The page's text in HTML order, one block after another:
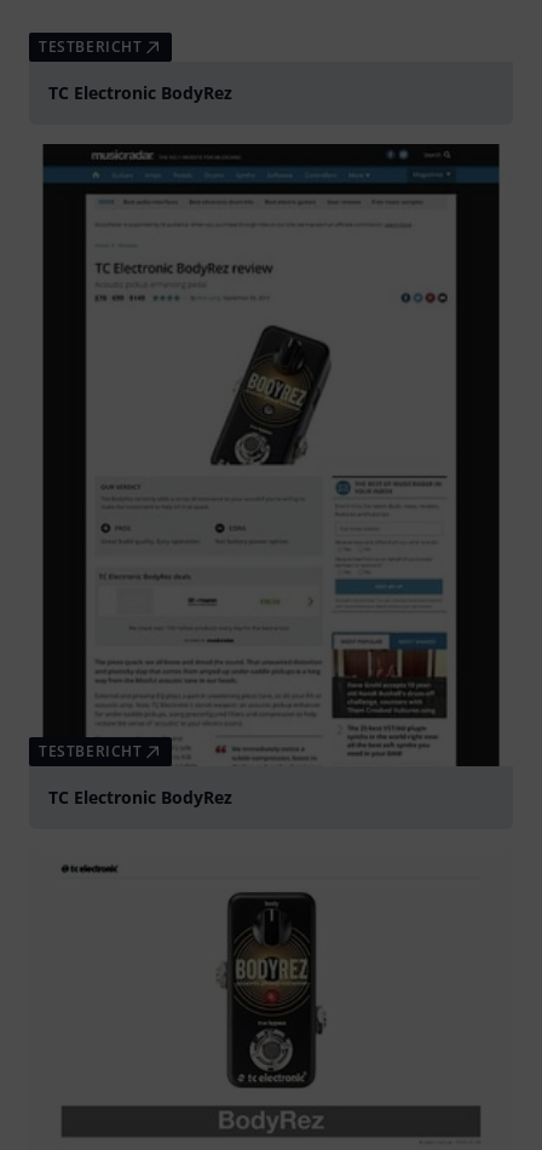
TESTBERICHT
TC Electronic BodyRez
TESTBERICHT
TC Electronic BodyRez